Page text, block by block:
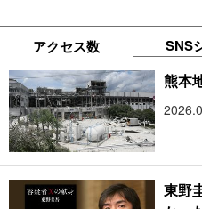
アクセス数 SNS
熊本
東野